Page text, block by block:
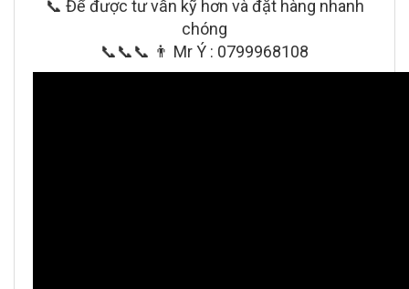
📞 Để được tư vấn kỹ hơn và đặt hàng nhanh
chóng
📞📞📞 👨 Mr Ý : 0799968108